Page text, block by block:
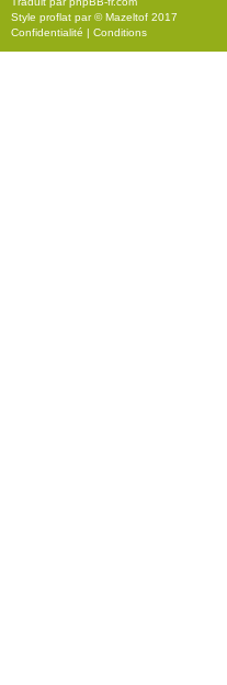
Style proflat par ©Mazeltof 2017
Confidentialité | Conditions